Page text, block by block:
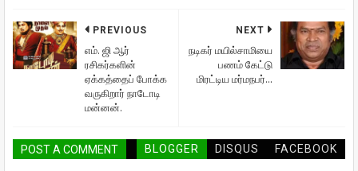
NEXT
நடிகர் மயில்சாமியை
பணம் கேட்டு
மிரட்டிய மர்மநபர்...
PREVIOUS
எம்‌. ஜி ஆர்
ரசிகர்களின்
ஏக்கத்தைப் போக்க
வருகிறார் நாடோடி
மன்னன்.
POST A COMMENT BLOGGER DISQUS FACEBOOK